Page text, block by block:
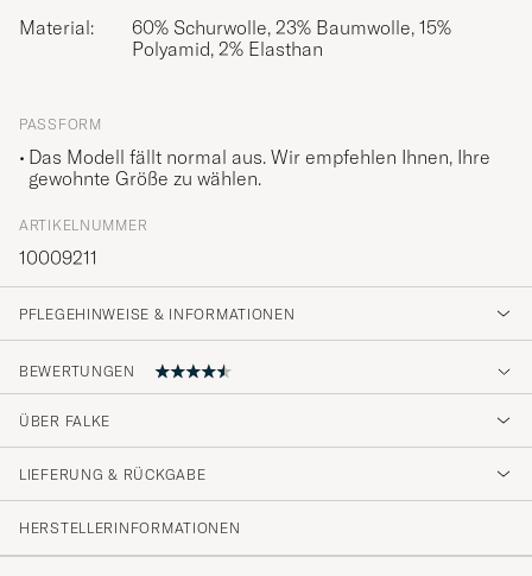
Material:
60% Schurwolle, 23% Baumwolle, 15%
Polyamid, 2% Elasthan
PASSFORM
Das Modell fällt normal aus. Wir empfehlen Ihnen, Ihre
gewohnte Größe zu wählen.
ARTIKELNUMMER
10009211
PFLEGEHINWEISE & INFORMATIONEN
BEWERTUNGEN
4.6
(64)
(1)
ÜBER FALKE
LIEFERUNG & RÜCKGABE
HERSTELLERINFORMATIONEN